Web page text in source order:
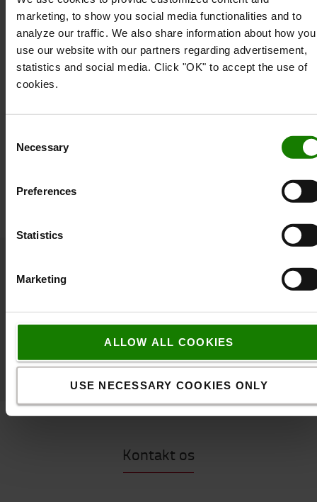
marketing, to show you social media functionalities and to
analyze our traffic. We also share information about how you
use our website with our partners regarding advertisement,
statistics and social media. Click "OK" to accept the use of
cookies.
Selection
Necessary
Preferences
Statistics
Marketing
ALLOW ALL COOKIES
USE NECESSARY COOKIES ONLY
Vægt: 413g
Lyshus diameter: 51mm
Hovedbevægelsesvinkel: 120°
Batterikapacitet: 4800mAh
Tid til fuld opladning: 330 minutter
Drop test: 3 meter
Antal lysdioder: 1
LED farve: Hvid
Farvegengivelsesindeks: 90
SE VORES UDVALG AF TILBEHØR TIL DIN TRUCK
Kontakt os